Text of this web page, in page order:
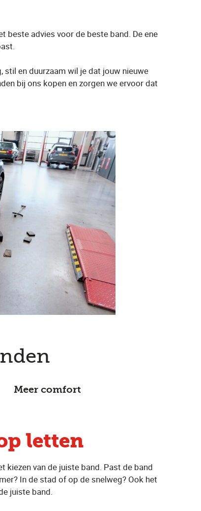
beste advies voor de beste band. De ene
stil en duurzaam wil je dat jouw nieuwe
bij ons kopen en zorgen we ervoor dat
Meer comfort
letten
kiezen van de juiste band. Past de band
In de stad of op de snelweg? Ook het
juiste band.